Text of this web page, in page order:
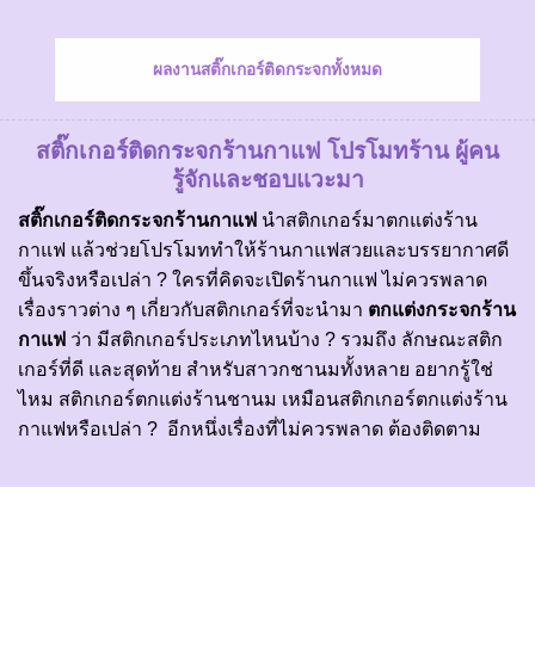
ผลงานสติ๊กเกอร์ติดกระจกทั้งหมด
สติ๊กเกอร์ติดกระจกร้านกาแฟ โปรโมทร้าน ผู้คน
รู้จักและชอบแวะมา
สติ๊กเกอร์ติดกระจกร้านกาแฟ นำสติกเกอร์มาตกแต่งร้าน
กาแฟ แล้วช่วยโปรโมททำให้ร้านกาแฟสวยและบรรยากาศดี
ขึ้นจริงหรือเปล่า ? ใครที่คิดจะเปิดร้านกาแฟ ไม่ควรพลาด
เรื่องราวต่าง ๆ เกี่ยวกับสติกเกอร์ที่จะนำมา ตกแต่งกระจกร้าน
กาแฟ ว่า มีสติกเกอร์ประเภทไหนบ้าง ? รวมถึง ลักษณะสติก
เกอร์ที่ดี และสุดท้าย สำหรับสาวกชานมทั้งหลาย อยากรู้ใช่
ไหม สติกเกอร์ตกแต่งร้านชานม เหมือนสติกเกอร์ตกแต่งร้าน
กาแฟหรือเปล่า ? อีกหนึ่งเรื่องที่ไม่ควรพลาด ต้องติดตาม